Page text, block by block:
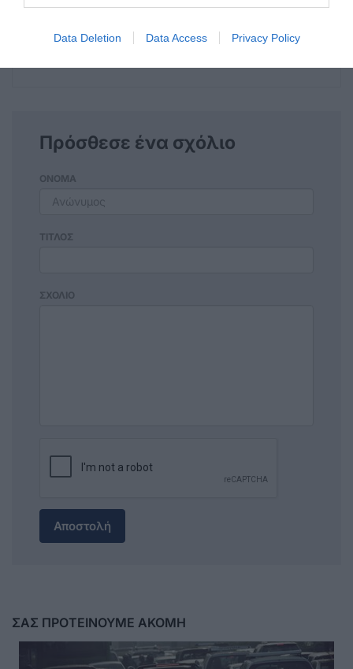
Data Deletion Data Access Privacy Policy
χυδαιότητας!
Πρόσθεσε ένα σχόλιο
ΟΝΟΜΑ
ΤΙΤΛΟΣ
ΣΧΟΛΙΟ
Αποστολή
ΣΑΣ ΠΡΟΤΕΙΝΟΥΜΕ ΑΚΟΜΗ